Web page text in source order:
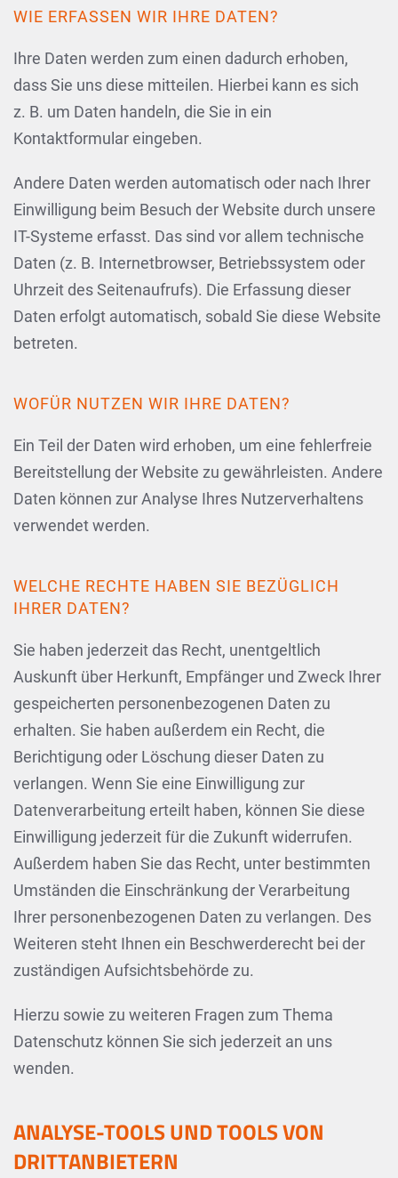
WIE ERFASSEN WIR IHRE DATEN?
Ihre Daten werden zum einen dadurch erhoben,
dass Sie uns diese mitteilen. Hierbei kann es sich
z. B. um Daten handeln, die Sie in ein
Kontaktformular eingeben.
Andere Daten werden automatisch oder nach Ihrer
Einwilligung beim Besuch der Website durch unsere
IT-Systeme erfasst. Das sind vor allem technische
Daten (z. B. Internetbrowser, Betriebssystem oder
Uhrzeit des Seitenaufrufs). Die Erfassung dieser
Daten erfolgt automatisch, sobald Sie diese Website
betreten.
WOFÜR NUTZEN WIR IHRE DATEN?
Ein Teil der Daten wird erhoben, um eine fehlerfreie
Bereitstellung der Website zu gewährleisten. Andere
Daten können zur Analyse Ihres Nutzerverhaltens
verwendet werden.
WELCHE RECHTE HABEN SIE BEZÜGLICH
IHRER DATEN?
Sie haben jederzeit das Recht, unentgeltlich
Auskunft über Herkunft, Empfänger und Zweck Ihrer
gespeicherten personenbezogenen Daten zu
erhalten. Sie haben außerdem ein Recht, die
Berichtigung oder Löschung dieser Daten zu
verlangen. Wenn Sie eine Einwilligung zur
Datenverarbeitung erteilt haben, können Sie diese
Einwilligung jederzeit für die Zukunft widerrufen.
Außerdem haben Sie das Recht, unter bestimmten
Umständen die Einschränkung der Verarbeitung
Ihrer personenbezogenen Daten zu verlangen. Des
Weiteren steht Ihnen ein Beschwerderecht bei der
zuständigen Aufsichtsbehörde zu.
Hierzu sowie zu weiteren Fragen zum Thema
Datenschutz können Sie sich jederzeit an uns
wenden.
ANALYSE-TOOLS UND TOOLS VON
DRITT­ANBIETERN